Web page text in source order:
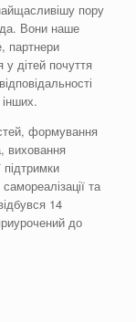
пору
Вони наше
партнери
дітей почуття
формування
виховання
та
14
до